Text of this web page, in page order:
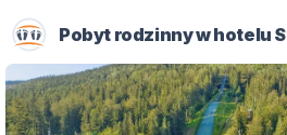
Pobyt rodzinny w hotelu